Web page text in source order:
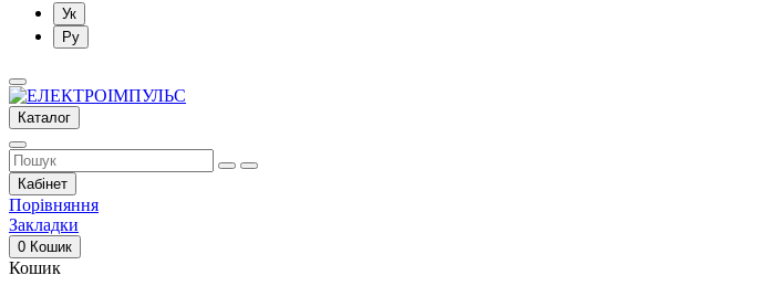
Ук
Ру
Каталог
Кабінет
Порівняння
Закладки
0 Кошик
Кошик